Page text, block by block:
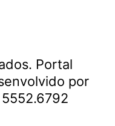
Portal
por